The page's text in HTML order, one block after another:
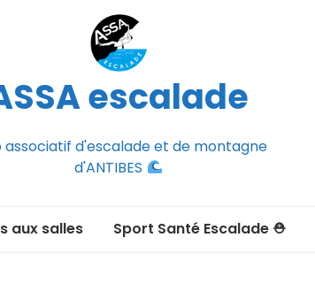
escalade
associatif d'escalade et de montagne
d'ANTIBES
aux salles Sport Santé Escalade ⛑